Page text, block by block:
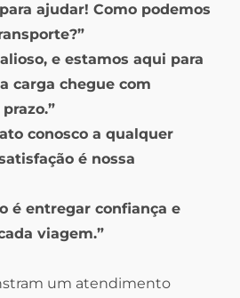
ajudar! Como podemos
e estamos aqui para
carga chegue com
conosco a qualquer
é nossa
é entregar confiança e
viagem.”
um atendimento